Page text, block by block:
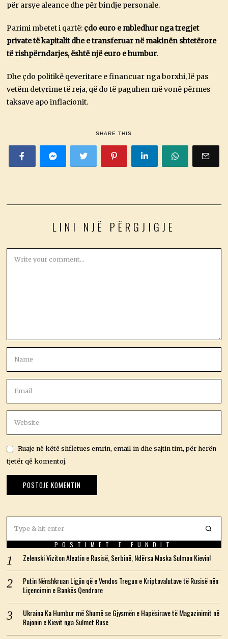
për arsye aleance dhe për bindje personale.
Parimi mbetet i qartë: çdo euro e mbledhur nga tregjet
private të kapitalit dhe e transferuar në makinën shtetërore
të rishpërndarjes, është një euro e humbur.
Dhe çdo politikë qeveritare e financuar nga borxhi, lë pas
vetëm detyrime të reja, që do të paguhen më vonë përmes
taksave apo inflacionit.
SHARE THIS
LINI NJË PËRGJIGJE
Ruaje në këtë shfletues emrin, email-in dhe sajtin tim, për herën
tjetër që komentoj.
POSTIMET E FUNDIT
Zelenski Viziton Aleatin e Rusisë, Serbinë, Ndërsa Moska Sulmon Kievin!
Putin Nënshkruan Ligjin që e Vendos Tregun e Kriptovalutave të Rusisë nën
Liçencimin e Bankës Qendrore
Ukraina Ka Humbur më Shumë se Gjysmën e Hapësirave të Magazinimit në
Rajonin e Kievit nga Sulmet Ruse